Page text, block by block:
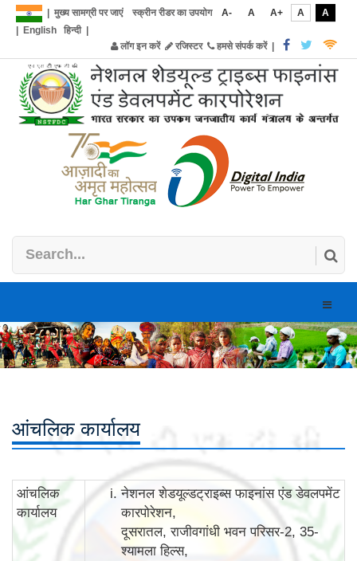
मुख्य सामग्री पर जाएं स्क्रीन रीडर का उपयोग A- A A+ A
A
English हिन्दी|
लॉग इन करें
रजिस्टर हमसे संपर्क करें|
Toggle
आंचलिक कार्यालय
आंचलिक
कार्यालय
नेशनल शेडयूल्डट्राइब्स फाइनांस एंड डेवलपमेंट
कारपोरेशन,
दूसरातल, राजीवगांधी भवन परिसर-2, 35-
श्यामला हिल्स,